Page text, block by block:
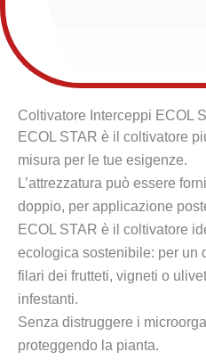
Coltivatore Interceppi ECOL
ECOL STAR è il coltivatore
misura per le tue esigenze.
L’attrezzatura può essere
doppio, per applicazione
ECOL STAR è il coltivatore
ecologica sostenibile: per un
filari dei frutteti, vigneti o
infestanti.
Senza distruggere i
proteggendo la pianta.